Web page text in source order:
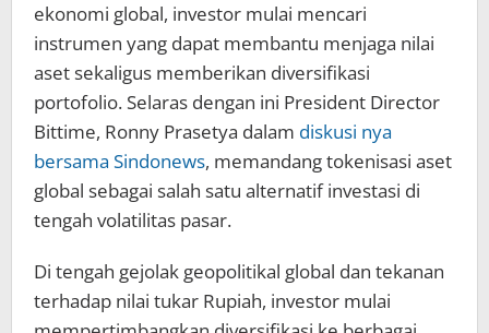
ekonomi global, investor mulai mencari
instrumen yang dapat membantu menjaga nilai
aset sekaligus memberikan diversifikasi
portofolio. Selaras dengan ini President Director
Bittime, Ronny Prasetya dalam diskusi nya
bersama Sindonews, memandang tokenisasi aset
global sebagai salah satu alternatif investasi di
tengah volatilitas pasar.
Di tengah gejolak geopolitikal global dan tekanan
terhadap nilai tukar Rupiah, investor mulai